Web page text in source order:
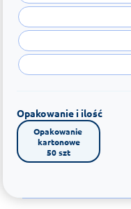
Opakowanie i ilość
Opakowanie
kartonowe
50 szt